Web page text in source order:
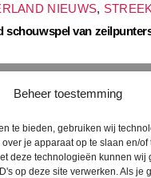
Beheer toestemming
te bieden, gebruiken wij
je apparaat op te slaan en/
deze technologieën kunnen wij
op deze site verwerken. Als je
NIEUWS,
schouwspel van
Terug
naar
boven